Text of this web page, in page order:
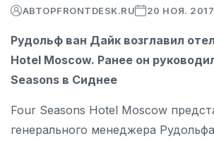
АВТОРFRONTDESK.RU 20 НОЯ. 2017
Рудольф ван Дайк возглавил
Hotel Moscow. Ранее он
Seasons в Сиднее
Four Seasons Hotel Moscow
генерального менеджера